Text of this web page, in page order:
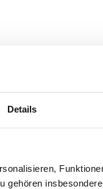
Details
gemäß der
Prozessabläufe
Prozessabläufe im